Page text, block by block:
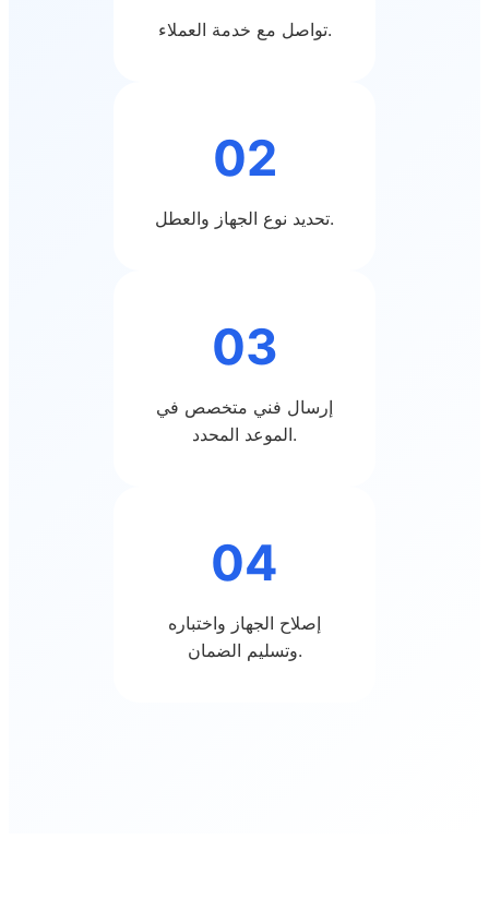
تواصل مع خدمة العملاء.
02
تحديد نوع الجهاز والعطل.
03
إرسال فني متخصص في
الموعد المحدد.
04
إصلاح الجهاز واختباره
وتسليم الضمان.